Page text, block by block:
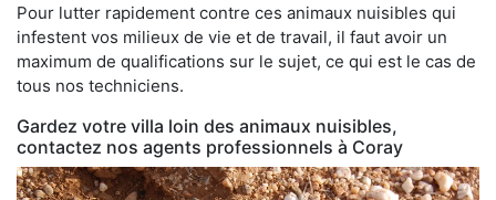
Pour lutter rapidement contre ces animaux nuisibles qui
infestent vos milieux de vie et de travail, il faut avoir un
maximum de qualifications sur le sujet, ce qui est le cas de
tous nos techniciens.
Gardez votre villa loin des animaux nuisibles,
contactez nos agents professionnels à Coray